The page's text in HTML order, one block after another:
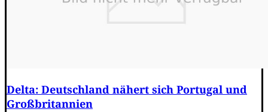
Delta: Deutschland nähert sich Portugal und
Großbritannien